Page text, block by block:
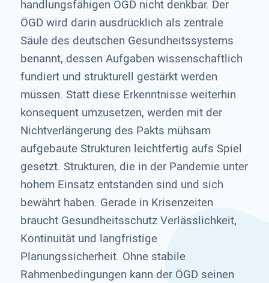
handlungsfähigen ÖGD nicht denkbar. Der
ÖGD wird darin ausdrücklich als zentrale
Säule des deutschen Gesundheitssystems
benannt, dessen Aufgaben wissenschaftlich
fundiert und strukturell gestärkt werden
müssen. Statt diese Erkenntnisse weiterhin
konsequent umzusetzen, werden mit der
Nichtverlängerung des Pakts mühsam
aufgebaute Strukturen leichtfertig aufs Spiel
gesetzt. Strukturen, die in der Pandemie unter
hohem Einsatz entstanden sind und sich
bewährt haben. Gerade in Krisenzeiten
braucht Gesundheitsschutz Verlässlichkeit,
Kontinuität und langfristige
Planungssicherheit. Ohne stabile
Rahmenbedingungen kann der ÖGD seinen